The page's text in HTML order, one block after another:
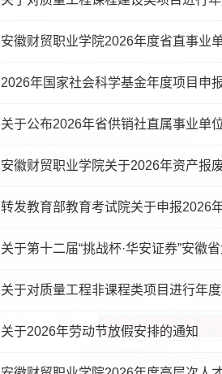
安徽财贸职业学院2026年度省直事业
2026年国家社会科学基金年度项目申
关于公布2026年省供销社直属事业单
安徽财贸职业学院关于2026年资产报
转发教育部教育考试院关于申报2026
关于第十二届“挑战杯·华安证券”安徽
关于对质量工程非课程类项目进行年
关于2026年劳动节放假安排的通知